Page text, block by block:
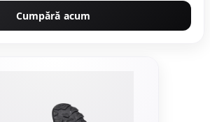
Cumpără acum